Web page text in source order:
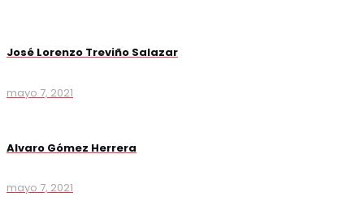
José Lorenzo Treviño Salazar
mayo 7, 2021
Alvaro Gómez Herrera
mayo 7, 2021